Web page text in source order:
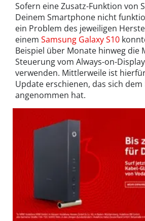
Sofern eine Zusatz-Funktion von
Deinem Smartphone nicht
ein Problem des jeweiligen
einem Samsung Galaxy S10
Beispiel über Monate hinweg die
Steuerung vom Always-on-
verwenden. Mittlerweile ist
Update erschienen, das sich
angenommen hat.